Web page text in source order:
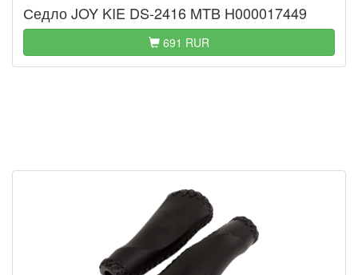
Седло JOY KIE DS-2416 MTB H000017449
691 RUR